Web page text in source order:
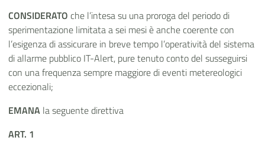
CONSIDERATO che l’intesa su una proroga del periodo di
sperimentazione limitata a sei mesi è anche coerente con
l’esigenza di assicurare in breve tempo l’operatività del sistema
di allarme pubblico IT-Alert, pure tenuto conto del susseguirsi
con una frequenza sempre maggiore di eventi metereologici
eccezionali;
EMANA la seguente direttiva
ART. 1